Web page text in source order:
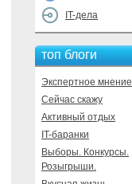
IT-дела
топ блоги
Экспертное мнение
Сейчас скажу
Активный отдых
IT-баранки
Выборы. Конкурсы.
Розыгрыши.